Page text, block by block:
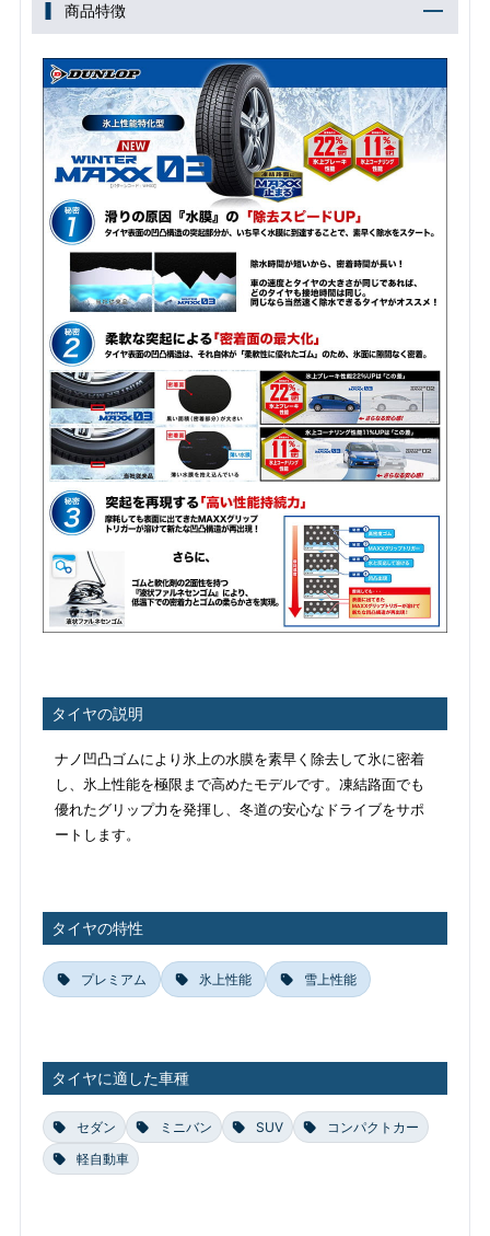
商品特徴
タイヤの説明
ナノ凹凸ゴムにより氷上の水膜を素早く除去して氷に密着
し、氷上性能を極限まで高めたモデルです。凍結路面でも
優れたグリップ力を発揮し、冬道の安心なドライブをサポ
ートします。
タイヤの特性
プレミアム 氷上性能 雪上性能
タイヤに適した車種
セダン ミニバン SUV
コンパクトカー
軽自動車